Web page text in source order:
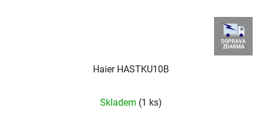
DOPRAVA
ZDARMA
Haier HASTKU10B
hodnocení
Skladem (1 ks)